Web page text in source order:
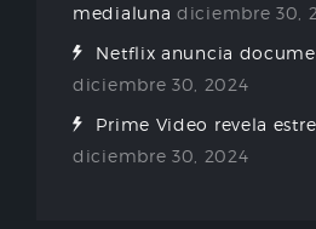
medialuna diciembre 30,
Netflix anuncia
diciembre 30, 2024
Prime Video revela
diciembre 30, 2024